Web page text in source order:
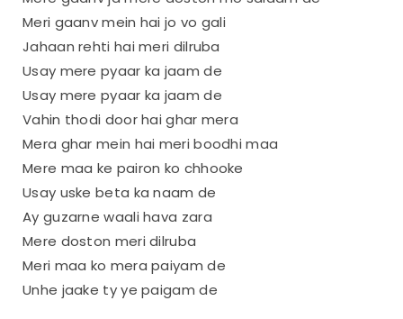
Meri gaanv mein hai jo vo gali
Jahaan rehti hai meri dilruba
Usay mere pyaar ka jaam de
Usay mere pyaar ka jaam de
Vahin thodi door hai ghar mera
Mera ghar mein hai meri boodhi maa
Mere maa ke pairon ko chhooke
Usay uske beta ka naam de
Ay guzarne waali hava zara
Mere doston meri dilruba
Meri maa ko mera paiyam de
Unhe jaake ty ye paigam de